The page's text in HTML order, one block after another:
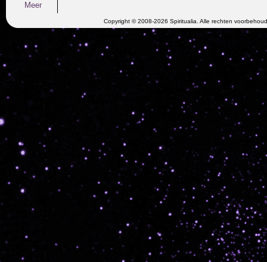
Meer
Copyright © 2008-2026 Spiritualia. Alle rechten